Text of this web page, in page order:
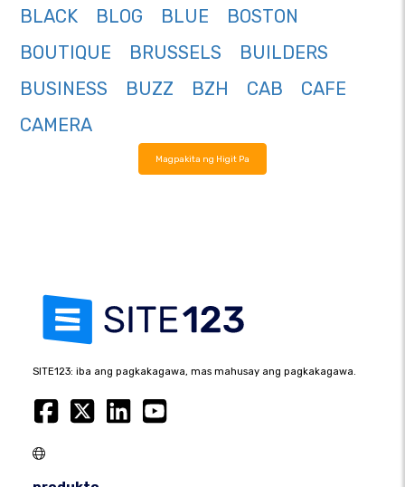
BLACK
BLOG BLUE
BOSTON
BOUTIQUE
BRUSSELS
BUILDERS
BUSINESS
BUZZ BZH CAB
CAFE
CAMERA
Magpakita ng Higit Pa
SITE123: iba ang pagkakagawa, mas mahusay ang pagkakagawa.